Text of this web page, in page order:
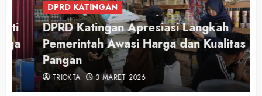
DPRD KATINGAN
DPRD Katingan Apresiasi Langkah
Pemerintah Awasi Harga dan Kualitas
Pangan
TRIOKTA 3 MARET 2026